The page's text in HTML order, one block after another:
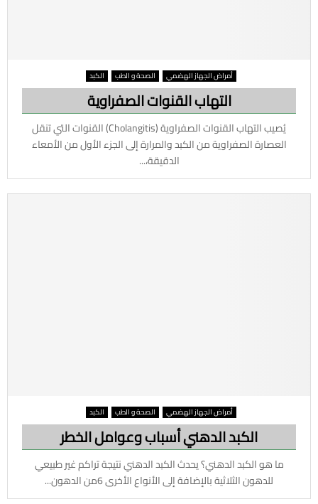
أمراض الجهاز الهضمي الصحة و الطب الكبد
التهاب القنوات الصفراوية
يُصيب التهاب القنوات الصفراوية (Cholangitis) القنوات التي تنقل
العصارة الصفراوية من الكبد والمرارة إلى الجزء الأول من الأمعاء
الدقيقة،...
أمراض الجهاز الهضمي الصحة و الطب الكبد
الكبد الدهني أسباب وعوامل الخطر
ما هو الكبد الدهني؟ يحدث الكبد الدهني نتيجة تراكم غير طبيعي
للدهون الثلاثية بالإضافة إلى الأنواع الأخرى 6من الدهون...